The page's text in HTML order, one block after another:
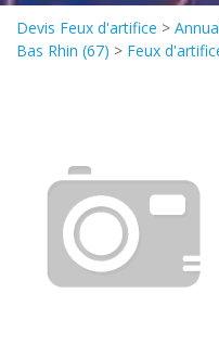
Devis Feux d'artifice >
Bas Rhin (67) > Feux